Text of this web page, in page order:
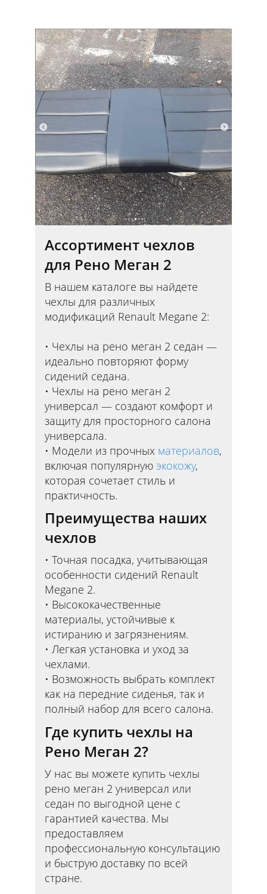
Ассортимент чехлов
для Рено Меган 2
В нашем каталоге вы найдете
чехлы для различных
модификаций Renault Megane 2:
Чехлы на рено меган 2 седан —
идеально повторяют форму
сидений седана.
Чехлы на рено меган 2
универсал — создают комфорт и
защиту для просторного салона
универсала.
Модели из прочных материалов,
включая популярную экокожу,
которая сочетает стиль и
практичность.
Преимущества наших
чехлов
Точная посадка, учитывающая
особенности сидений Renault
Megane 2.
Высококачественные
материалы, устойчивые к
истиранию и загрязнениям.
Легкая установка и уход за
чехлами.
Возможность выбрать комплект
как на передние сиденья, так и
полный набор для всего салона.
Где купить чехлы на
Рено Меган 2?
У нас вы можете купить чехлы
рено меган 2 универсал или
седан по выгодной цене с
гарантией качества. Мы
предоставляем
профессиональную консультацию
и быструю доставку по всей
стране.